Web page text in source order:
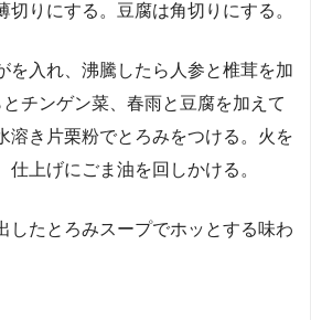
切りにする。豆腐は角切りにする。
を入れ、沸騰したら人参と椎茸を加
チンゲン菜、春雨と豆腐を加えて
溶き片栗粉でとろみをつける。火を
仕上げにごま油を回しかける。
したとろみスープでホッとする味わ